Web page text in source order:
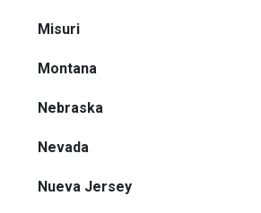
Misuri
Montana
Nebraska
Nevada
Nueva Jersey